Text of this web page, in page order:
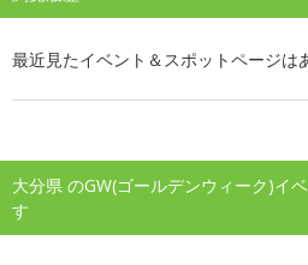
最近見たイベント＆スポットページは
大分県 のGW(ゴールデンウィーク)イ
す